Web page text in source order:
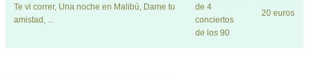
Te vi correr, Una noche en Malibú, Dame tu
amistad, ...
de 4
conciertos
de los 90
20 euros